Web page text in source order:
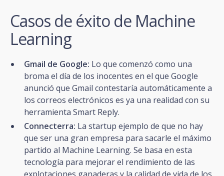
Casos de éxito de Machine
Learning
Gmail de Google: Lo que comenzó como una
broma el día de los inocentes en el que Google
anunció que Gmail contestaría automáticamente a
los correos electrónicos es ya una realidad con su
herramienta Smart Reply.
Connecterra: La startup ejemplo de que no hay
que ser una gran empresa para sacarle el máximo
partido al Machine Learning. Se basa en esta
tecnología para mejorar el rendimiento de las